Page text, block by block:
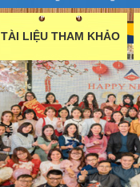
TÀI LIỆU THAM KHẢO